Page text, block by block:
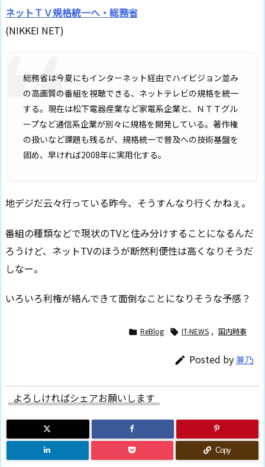
ネットＴＶ規格統一へ・総務省
(NIKKEI NET)
総務省は今夏にもインターネット経由でハイビジョン並み
の高画質の番組を視聴できる、ネットテレビの規格を統一
する。現在は松下電器産業など家電系企業と、ＮＴＴグル
ープなど通信系企業が別々に規格を開発している。著作権
の扱いなど課題も残るが、規格統一で普及への技術基盤を
固め、早ければ2008年に実用化する。
地デジだ云々行っている昨今、そうすんなり行くかねぇ。
番組の種類などで現状のTVと住み分けすることになるんだ
ろうけど、ネットTVのほうが断然利便性は高くなりそうだ
しなー。
いろいろ利権が絡んできて面倒なことになりそうな予感？
 ReBlog  IT-NEWS , 国内時事
 Posted by兼乃
よろしければシェアお願いします
Copy